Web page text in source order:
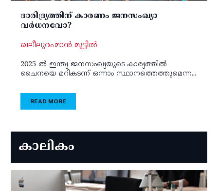
ദാരിദ്ര്യത്തിന് കാരണം ജനസംഖ്യാ
വര്‍ധനവോ?
ഖലീലുറഹ്മാന്‍ മുട്ടില്‍
2025 ല്‍ ഇന്ത്യ ജനസംഖ്യയുടെ കാര്യത്തില്‍
ചൈനയെ മറികടന്ന് ഒന്നാം സ്ഥാനത്തെത്തുമെന്ന...
READ MORE
കാലികം